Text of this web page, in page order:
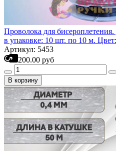
Проволока для
в упаковке: 10 шт. по 10 м.
Артикул: 5453
200.00 руб
В корзину